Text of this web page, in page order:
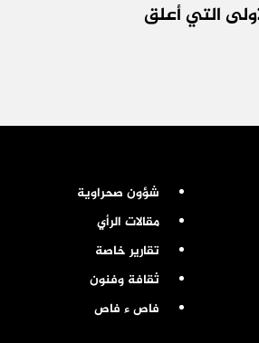
التي أعلق
شؤون صحراوية
مقالات الرأي
تقارير خاصة
ثقافة وفنون
فاص ء فاص